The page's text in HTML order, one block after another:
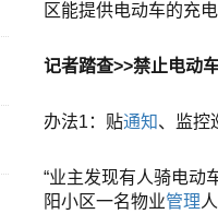
区能提供电动车的充
记者踏查>>禁止电动
办法1：贴通知、监控
“业主发现有人骑电动
阳小区一名物业管理